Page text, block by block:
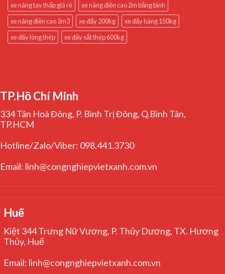
xe nâng tay thấp giá rẻ
xe nâng điện cao 2m bằng bình
xe nâng điện cao 3m3
xe đẩy 200kg
xe đẩy hàng 150kg
xe đẩy lòng thép
xe đẩy sắt thép 600kg
TP.Hồ Chí Minh
334 Tân Hoà Đông, P. Bình Trị Đông, Q.Bình Tân,
TP.HCM
Hotline/Zalo/Viber: 098.441.3730
Email: linh@congnghiepvietxanh.com.vn
Huế
Kiệt 344 Trưng Nữ Vương, P. Thủy Dương, TX. Hương
Thủy, Huế
Email: linh@congnghiepvietxanh.com.vn